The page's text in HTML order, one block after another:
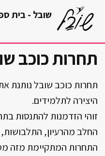
שובל - בית
תחרות כוכב שובל
תחרות כוכב שובל נותנת
היצירה לתלמידים.
זוהי הזדמנות להתנסות
החלב מהרעיון, התלבושות,
התחרות המתקיימת מזה